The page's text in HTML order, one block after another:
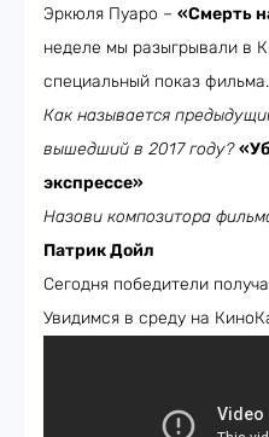
Эркюля Пуаро – «Смерть
неделе мы разыгрывали в
специальный показ
Как называется
вышедший в 2017 году?
экспрессе»
Назови композитора
Патрик Дойл
Сегодня победители
Увидимся в среду на